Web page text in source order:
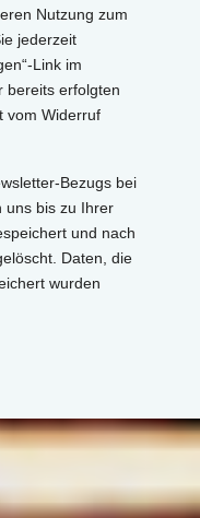
Nutzung zum
jederzeit
Link im
bereits erfolgten
vom Widerruf
Bezugs bei
uns bis zu Ihrer
und nach
Daten, die
wurden